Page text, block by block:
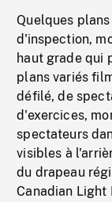
Quelques
d'inspection,
haut grade qui
plans variés
défilé, de
d'exercices,
spectateurs
visibles à
du drapeau
Canadian Light